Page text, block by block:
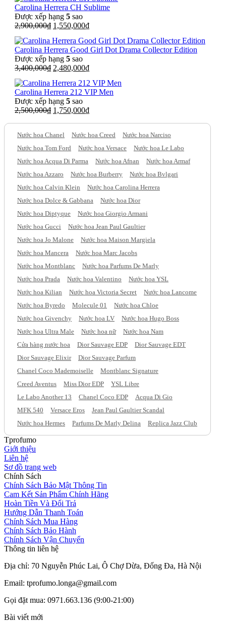
2,500,000₫.là:
Carolina Herrera CH Sublime
Được xếp hạng 5 sao
2,900,000₫ Giá
là:
2,900,000₫.
1,550,000₫Giá
tại
là:
Carolina Herrera Good Girl Dot Drama Collector Edition
Được xếp hạng 5 sao
3,400,000₫ Giá
là:
3,400,000₫.
2,480,000₫Giá
tại
là:
Carolina Herrera 212 VIP Men
Được xếp hạng 5 sao
2,500,000₫ Giá
2,500,000₫.
1,750,000₫Giá
là:
1,750,000₫.
Nước hoa Chanel Nước hoa Creed
Nước hoa Narciso
Nước hoa Tom Ford
Nước hoa Versace
Nước hoa Le Labo
Nước hoa Acqua Di Parma
Nước hoa Afnan
Nước hoa Armaf
Nước hoa Azzaro
Nước hoa Burberry
Nước hoa Bvlgari
Nước hoa Calvin Klein
Nước hoa Carolina Herrera
Nước hoa Dolce & Gabbana
Nước hoa Dior
Nước hoa Diptyque
Nước hoa Giorgio Armani
Nước hoa Gucci
Nước hoa Jean Paul Gaultier
Nước hoa Jo Malone
Nước hoa Maison Margiela
Nước hoa Mancera
Nước hoa Marc Jacobs
Nước hoa Montblanc
Nước hoa Parfums De Marly
Nước hoa Prada
Nước hoa Valentino
Nước hoa YSL
Nước hoa Kilian
Nước hoa Victoria Secret
Nước hoa Lancome
Nước hoa Byredo
Molecule 01
Nước hoa Chloe
Nước hoa Givenchy
Nước hoa LV
Nước hoa Hugo Boss
Nước hoa Ultra Male
Nước hoa nữ
Nước hoa Nam
Cửa hàng nước hoa
Dior Sauvage EDP
Dior Sauvage EDT
Dior Sauvage Elixir
Dior Sauvage Parfum
Chanel Coco Mademoiselle
Montblanc Signature
Creed Aventus
Miss Dior EDP
YSL Libre
Le Labo Another 13
Chanel Coco EDP
Acqua Di Gio
MFK 540
Versace Eros
Jean Paul Gaultier Scandal
Nước hoa Hermes
Parfums De Marly Delina Replica Jazz Club
Tprofumo
Giới thiệu
Liên hệ
Sơ đồ trang web
Chính Sách
Chính Sách Bảo Mật Thông Tin
Cam Kết Sản Phẩm Chính Hãng
Hoàn Tiền Và Đổi Trả
Hướng Dẫn Thanh Toán
Chính Sách Mua Hàng
Chính Sách Bảo Hành
Chính Sách Vận Chuyển
Thông tin liên hệ
Địa chỉ: 70 Nguyễn Phúc Lai, Ô Chợ Dừa, Đống Đa, Hà Nội
Email: tprofumo.longa@gmail.com
Gọi đặt mua: 0971.663.136 (9:00-21:00)
Bài viết mới